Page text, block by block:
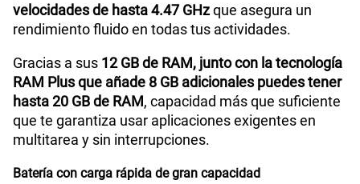
Dimensión 146.9 x 70.5 x 7.2
Carga rápida
velocidades de hasta 4.47 GHzque asegura un
rendimiento fluido en todas tus actividades.
Gracias a sus 12 GB de RAM, junto con la tecnología
RAM Plus que añade 8 GB adicionales puedes tener
hasta 20 GB de RAM, capacidad más que suficiente
que te garantiza usar aplicaciones exigentes en
multitarea y sin interrupciones.
Batería con carga rápida de gran capacidad